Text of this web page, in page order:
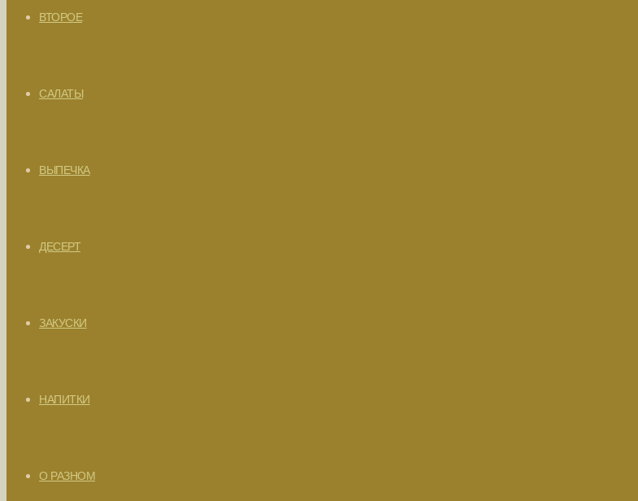
ВТОРОЕ
САЛАТЫ
ВЫПЕЧКА
ДЕСЕРТ
ЗАКУСКИ
НАПИТКИ
О РАЗНОМ